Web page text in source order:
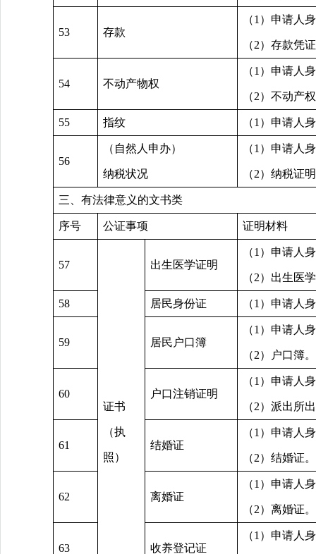
53 存款
（1）申请人
（2）存款凭
54 不动产物权
（1）申请人
（2）不动产
55 指纹 （1）申请人
56
（自然人申办）
纳税状况
（1）申请人
（2）纳税证
三、有法律意义的文书类
序号 公证事项 证明材料
57
证书
（执
照）
出生医学证明
（1）申请人
（2）出生医
58 居民身份证 （1）申请人
59 居民户口簿
（1）申请人
（2）户口簿。
60 户口注销证明
（1）申请人
（2）派出所
61 结婚证
（1）申请人
（2）结婚证。
62 离婚证
（1）申请人
（2）离婚证。
63 收养登记证
（1）申请人